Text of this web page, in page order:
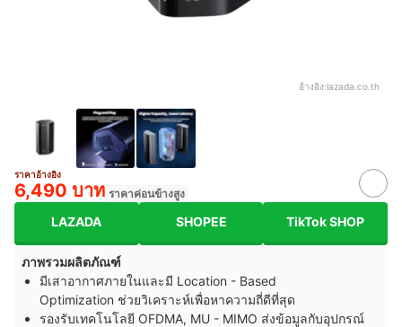
อ้างอิง:lazada.co.th
ราคาอ้างอิง
6,490 บาท ราคาค่อนข้างสูง
LAZADA SHOPEE TikTok SHOP
ภาพรวมผลิตภัณฑ์
มีเสาอากาศภายในและมี Location - Based
Optimization ช่วยวิเคราะห์เพื่อหาความถี่ดีที่สุด
รองรับเทคโนโลยี OFDMA, MU - MIMO ส่งข้อมูลกับอุปกรณ์